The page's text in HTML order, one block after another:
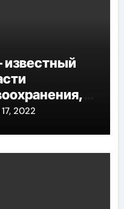
научных
2022